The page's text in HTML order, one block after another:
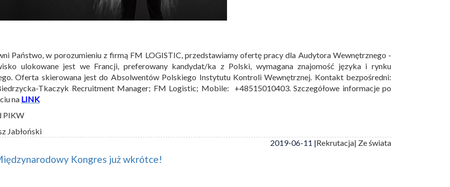
Państwo, w porozumieniu z firmą FM LOGISTIC, przedstawiamy ofertę pracy dla Audytora Wewnętrznego -
ulokowane jest we Francji, preferowany kandydat/ka z Polski, wymagana znajomość języka i rynku
Oferta skierowana jest do Absolwentów Polskiego Instytutu Kontroli Wewnętrznej. Kontakt bezpośredni:
Tkaczyk Recruitment Manager; FM Logistic; Mobile: +48515010403. Szczegółowe informacje po
na LINK
PIKW
Jabłoński
2019-06-11 |Rekrutacja| Ze świata
Kongres już wkrótce!